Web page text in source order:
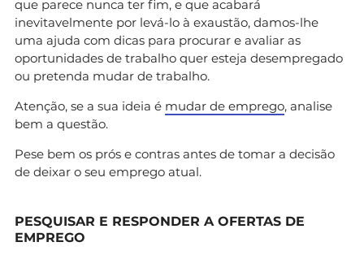
que parece nunca ter fim, e que acabará
inevitavelmente por levá-lo à exaustão, damos-lhe
uma ajuda com dicas para procurar e avaliar as
oportunidades de trabalho quer esteja desempregado
ou pretenda mudar de trabalho.
Atenção, se a sua ideia é mudar de emprego, analise
bem a questão.
Pese bem os prós e contras antes de tomar a decisão
de deixar o seu emprego atual.
PESQUISAR E RESPONDER A OFERTAS DE
EMPREGO